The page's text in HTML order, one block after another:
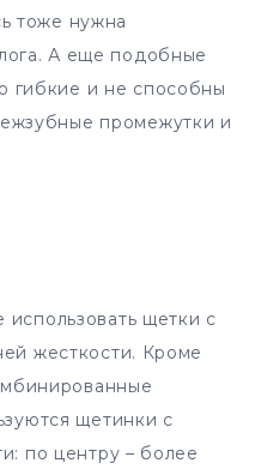
тоже нужна
А еще подобные
гибкие и не способны
промежутки и
щетки с
жесткости. Кроме
щетинки с
по центру – более